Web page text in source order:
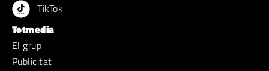
TikTok
Totmedia
El grup
Publicitat